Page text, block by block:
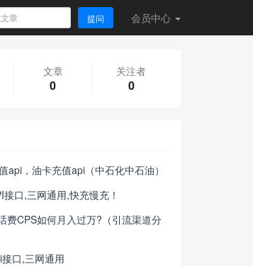
提问 会员中心
文章
0
关注者
0
api，油卡充值api（中石化中石油）
口,三网通用,快充慢充！
费CPS如何月入过万?（引流渠道分
口,三网通用